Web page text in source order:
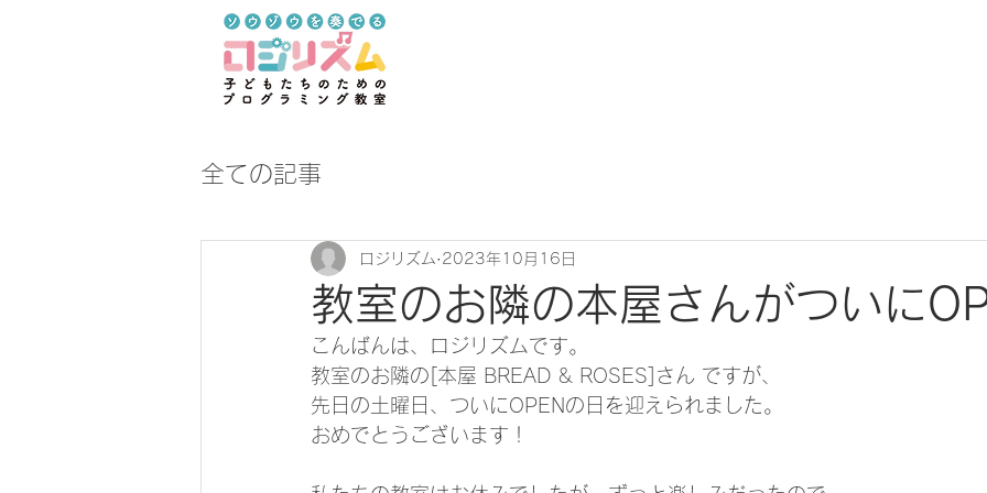
全ての記事
教室のお隣の本屋さんがついに
ロジリズム 2023年10月16日
こんばんは、ロジリズムです。
教室のお隣の[ 本屋 BREAD & ROSES]さん ですが、
先日の土曜日、ついにOPENの日を迎えられました。
おめでとうございます！